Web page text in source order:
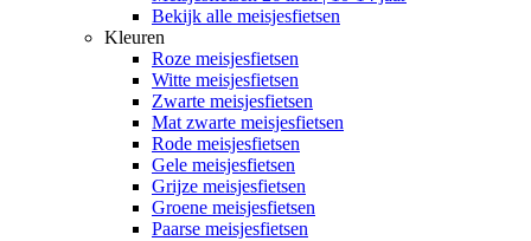
Bekijk alle meisjesfietsen
Kleuren
Roze meisjesfietsen
Witte meisjesfietsen
Zwarte meisjesfietsen
Mat zwarte meisjesfietsen
Rode meisjesfietsen
Gele meisjesfietsen
Grijze meisjesfietsen
Groene meisjesfietsen
Paarse meisjesfietsen